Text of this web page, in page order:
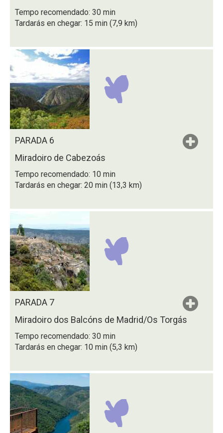
Tempo recomendado: 30 min
Tardarás en chegar: 15 min (7,9 km)
PARADA 6
Miradoiro de Cabezoás
Tempo recomendado: 10 min
Tardarás en chegar: 20 min (13,3 km)
PARADA 7
Miradoiro dos Balcóns de Madrid/Os Torgás
Tempo recomendado: 30 min
Tardarás en chegar: 10 min (5,3 km)